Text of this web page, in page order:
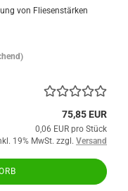
von Fliesenstärken
75,85 EUR
0,06 EUR pro Stück
19% MwSt. zzgl. Versand